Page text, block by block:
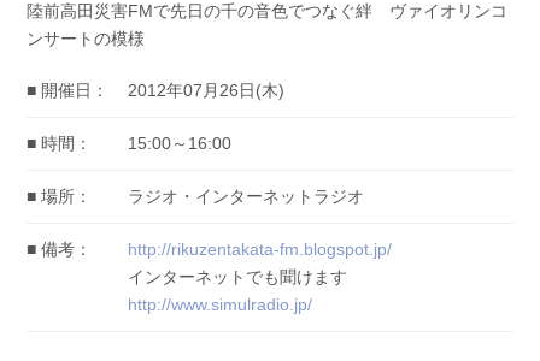
陸前高田災害FMで先日の千の音色でつなぐ絆 ヴァイオリンコ
ンサートの模様
■ 開催日： 2012年07月26日(木)
■ 時間： 15:00～16:00
■ 場所： ラジオ・インターネットラジオ
■ 備考：
http://rikuzentakata-fm.blogspot.jp/
インターネットでも聞けます
http://www.simulradio.jp/